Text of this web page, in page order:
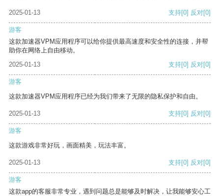
2025-01-13 支持[0] 反对[0]
游客
这款加速器VPM应用程序可以给你提供最高速度和安全性的连接，并帮
助你在网络上自由移动。
2025-01-13
支持[0] 反对[0]
游客
这款加速器VPM应用程序已经为我们带来了无限的隐私保护和自由。
2025-01-13 支持[0] 反对[0]
游客
这款游戏非常好玩，画面精美，玩法丰富。
2025-01-13 支持[0] 反对[0]
游客
这款app的客服非常专业，遇到问题总是能够及时解决，让我能够安心工